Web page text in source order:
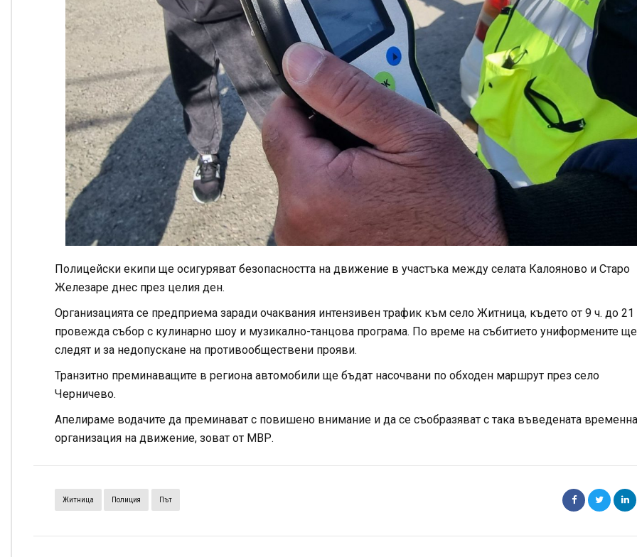
Полицейски екипи ще осигуряват безопасността на движение в участъка между селата Калояново и Старо
Железаре днес през целия ден.
Организацията се предприема заради очаквания интензивен трафик към село Житница, където от 9 ч. до 21
провежда събор с кулинарно шоу и музикално-танцова програма. По време на събитието униформените ще
следят и за недопускане на противообществени прояви.
Транзитно преминаващите в региона автомобили ще бъдат насочвани по обходен маршрут през село
Черничево.
Апелираме водачите да преминават с повишено внимание и да се съобразяват с така въведената временна
организация на движение, зоват от МВР.
Житница Полиция Път